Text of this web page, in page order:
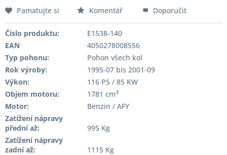
Pamatujte si Komentář Doporučit
Číslo produktu:
E1538-140
EAN
4050278008556
Typ pohonu:
Pohon všech kol
Rok výroby:
1995-07 bis 2001-09
Výkon:
116 PS / 85 KW
Objem motoru:
1781 cm3
Motor:
Benzin / AFY
Zatížení nápravy
přední až:
995 Kg
Zatížení nápravy
zadní až:
1115 Kg